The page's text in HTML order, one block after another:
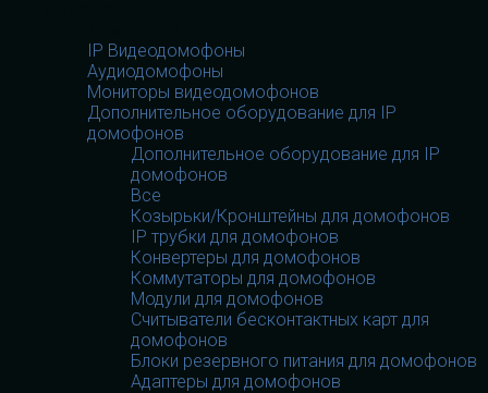
IP Видеодомофоны
Аудиодомофоны
Мониторы видеодомофонов
Дополнительное оборудование для IP
домофонов
Дополнительное оборудование для IP
домофонов
Все
Козырьки/Кронштейны для домофонов
IP трубки для домофонов
Конвертеры для домофонов
Коммутаторы для домофонов
Модули для домофонов
Считыватели бесконтактных карт для
домофонов
Блоки резервного питания для домофонов
Адаптеры для домофонов